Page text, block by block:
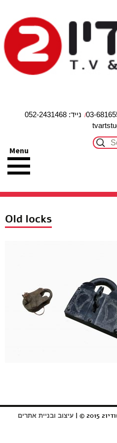
מפת האתר
הצהרת נגישות
צור קשר
עבור לתוכן
studio2
נייד: 052-2431468
Menu
Old locks
© |